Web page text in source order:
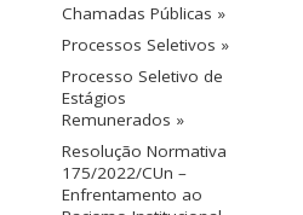
Chamadas Públicas »
Processos Seletivos »
Processo Seletivo de
Estágios
Remunerados »
Resolução Normativa
175/2022/CUn –
Enfrentamento ao